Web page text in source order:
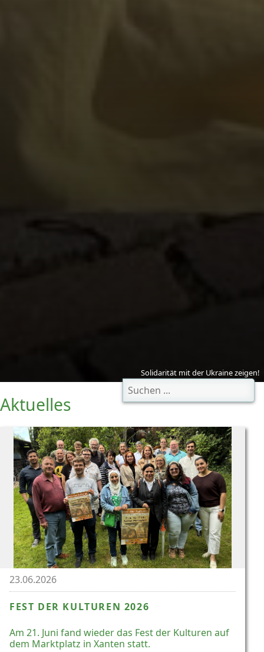
Solidarität mit der Ukraine zeigen!
Aktuelles
23.06.2026
FEST DER KULTUREN 2026
Am 21. Juni fand wieder das Fest der Kulturen auf
dem Marktplatz in Xanten statt.